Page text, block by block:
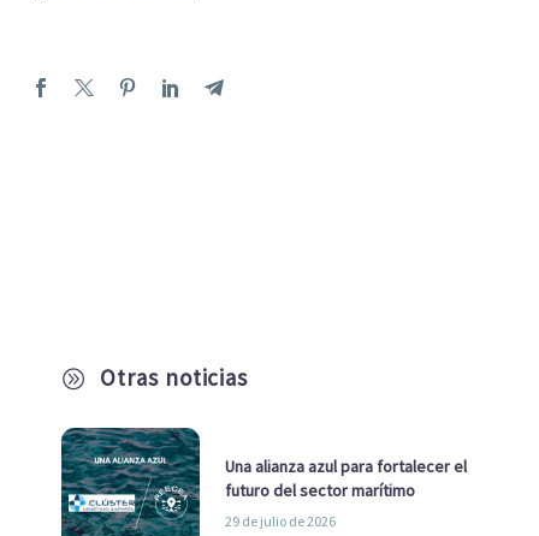
A Otras noticias
Una alianza azul para fortalecer el
futuro del sector marítimo
29 de julio de 2026